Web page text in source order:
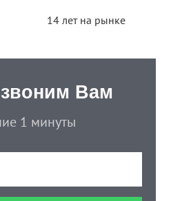
14 лет на рынке
Вам
1 минуты